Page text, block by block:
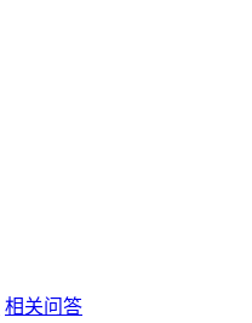
相关问答